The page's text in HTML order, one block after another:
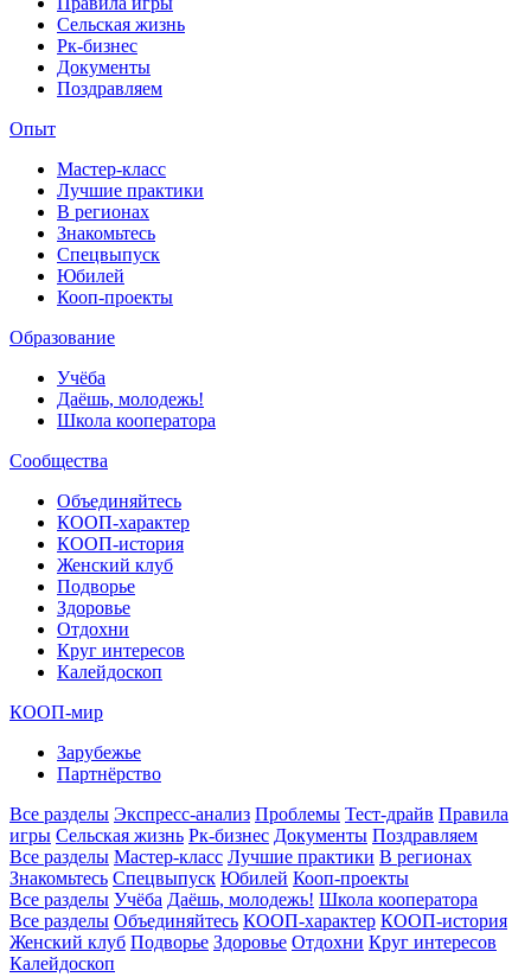
Сельская жизнь
Рк-бизнес
Документы
Поздравляем
Опыт
Мастер-класс
Лучшие практики
В регионах
Знакомьтесь
Спецвыпуск
Юбилей
Кооп-проекты
Образование
Учёба
Даёшь, молодежь!
Школа кооператора
Сообщества
Объединяйтесь
КООП-характер
КООП-история
Женский клуб
Подворье
Здоровье
Отдохни
Круг интересов
Калейдоскоп
КООП-мир
Зарубежье
Партнёрство
Все разделы Экспресс-анализ Проблемы Тест-драйв Правила
игры Сельская жизнь Рк-бизнес Документы Поздравляем
Все разделы Мастер-класс Лучшие практики В регионах
Знакомьтесь Спецвыпуск Юбилей Кооп-проекты
Все разделы Учёба Даёшь, молодежь! Школа кооператора
Все разделы Объединяйтесь КООП-характер КООП-история
Женский клуб Подворье Здоровье Отдохни Круг интересов
Калейдоскоп